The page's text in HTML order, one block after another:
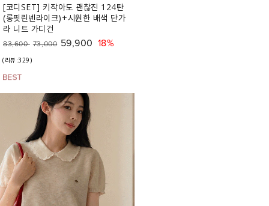
[코디SET] 키작아도 괜찮진 124탄
(롱핏린넨라이크)+시원한 배색 단가
라 니트 가디건
83,600 73,000 59,900 18%
(리뷰:329)